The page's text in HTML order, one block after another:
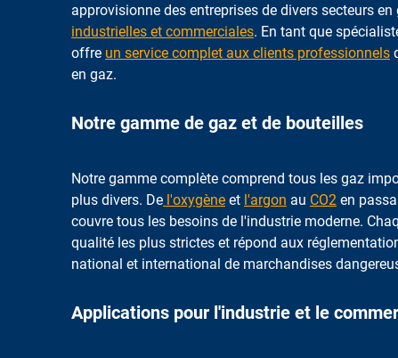
approvisionne des entreprises de divers secteurs
industrielles et commerciales. En tant que
offre un service complet aux clients professionnels
en gaz.
Notre gamme de gaz et de bouteilles
Notre gamme complète comprend tous les gaz
plus divers. De l'oxygène et l'argon au CO2 en
couvre tous les besoins de l'industrie moderne.
qualité les plus strictes et répond aux
national et international de marchandises
Applications pour l'industrie et le